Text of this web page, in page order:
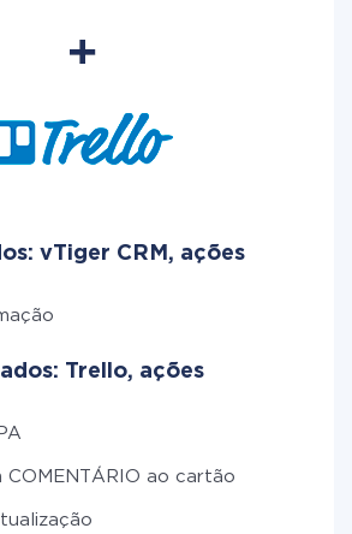
vTiger CRM, ações
Trello, ações
COMENTÁRIO ao cartão